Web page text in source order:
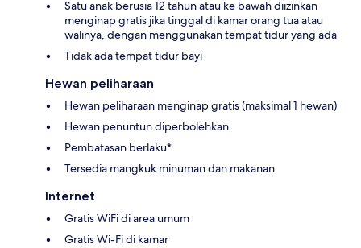
Satu anak berusia 12 tahun atau ke bawah diizinkan
menginap gratis jika tinggal di kamar orang tua atau
walinya, dengan menggunakan tempat tidur yang ada
Tidak ada tempat tidur bayi
Hewan peliharaan
Hewan peliharaan menginap gratis (maksimal 1 hewan)
Hewan penuntun diperbolehkan
Pembatasan berlaku*
Tersedia mangkuk minuman dan makanan
Internet
Gratis WiFi di area umum
Gratis Wi-Fi di kamar